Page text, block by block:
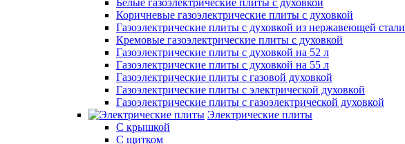
Белые газоэлектрические плиты с духовкой
Коричневые газоэлектрические плиты с духовкой
Газоэлектрические плиты с духовкой из нержавеющей стали
Кремовые газоэлектрические плиты с духовкой
Газоэлектрические плиты с духовкой на 52 л
Газоэлектрические плиты с духовкой на 55 л
Газоэлектрические плиты с газовой духовкой
Газоэлектрические плиты с электрической духовкой
Газоэлектрические плиты с газоэлектрической духовкой
Электрические плиты
С крышкой
С щитком